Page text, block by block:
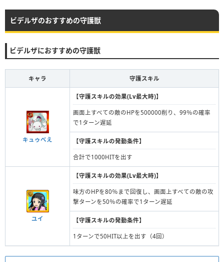
ビデルザのおすすめの守護獣
ビデルザにおすすめの守護獣
キャラ 守護スキル
キュゥべえ
【守護スキルの効果(Lv最大時)】
画面上すべての敵のHPを500000削り、99％の確率
で1ターン遅延
【守護スキルの発動条件】
合計で1000HITを出す
ユイ
【守護スキルの効果(Lv最大時)】
味方のHPを80％まで回復し、画面上すべての敵の攻
撃ターンを50％の確率で1ターン遅延
【守護スキルの発動条件】
1ターンで50HIT以上を出す（4回）